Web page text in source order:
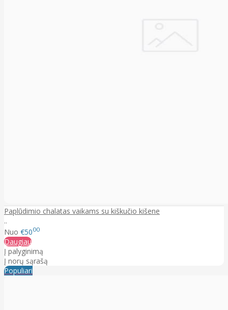
Paplūdimio chalatas vaikams su kiškučio kišene
..
Nuo €5000
Daugiau
Į palyginimą
Į norų sąrašą
Populiari